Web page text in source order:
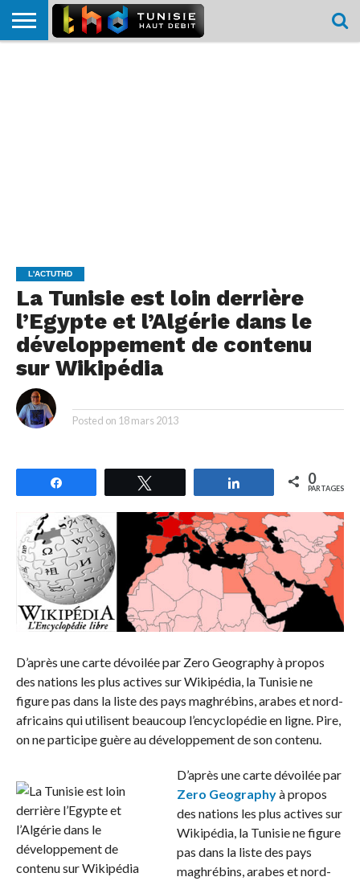
L'ACTUTHD
La Tunisie est loin derrière
l’Egypte et l’Algérie dans le
développement de contenu
sur Wikipédia
Posted on 18 mars 2013
Partagez 0
PARTAGES
D’après une carte dévoilée par Zero Geography à propos
des nations les plus actives sur Wikipédia, la Tunisie ne
figure pas dans la liste des pays maghrébins, arabes et nord-
africains qui utilisent beaucoup l’encyclopédie en ligne. Pire,
on ne participe guère au développement de son contenu.
D’après une carte dévoilée par
Zero Geographyà propos
des nations les plus actives sur
Wikipédia, la Tunisie ne figure
pas dans la liste des pays
maghrébins, arabes et nord-